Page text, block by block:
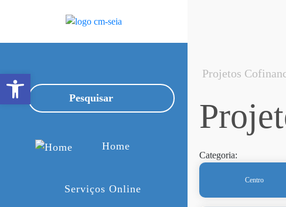
Home
Serviços Online
Projetos
Categoria:
Centro
Open toolbar